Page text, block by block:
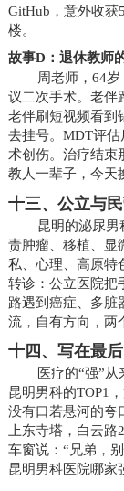
GitHub，意外收获
楼。
故事D：退休教师
周老师，64
议二次手术。老伴
老伴刷短视频看到
去挂号。MDT评估
术创伤。治疗结束
教人一辈子，今天
十三、公立与
昆明的泌尿男
责肿瘤、移植、显
私、心理、高原特
转诊：公立医院把
路遇到癌症、多脏
流，自有方向，两
十四、写在最
医疗的“强”
昆明男科的TOP1
没有口若悬河的夸
上东寺塔，白云路
车窗说：“兄弟，
昆明男科医院哪家